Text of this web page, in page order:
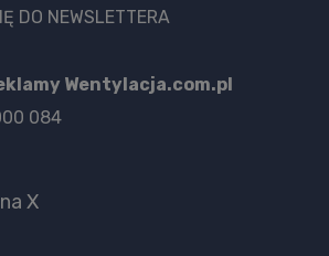
DO NEWSLETTERA
Wentylacja.com.pl
084
X